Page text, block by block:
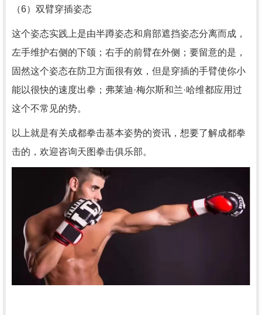
（6）双臂穿插姿态
这个姿态实践上是由半蹲姿态和肩部遮挡姿态分离而成，
左手维护右侧的下颌；右手的前臂在外侧；要留意的是，
固然这个姿态在防卫方面很有效，但是穿插的手臂使你小
能以很快的速度出拳；弗莱迪·梅尔斯和兰·哈维都应用过
这个不常见的势。
以上就是有关成都拳击基本姿势的资讯，想要了解成都拳
击的，欢迎咨询天图拳击俱乐部。